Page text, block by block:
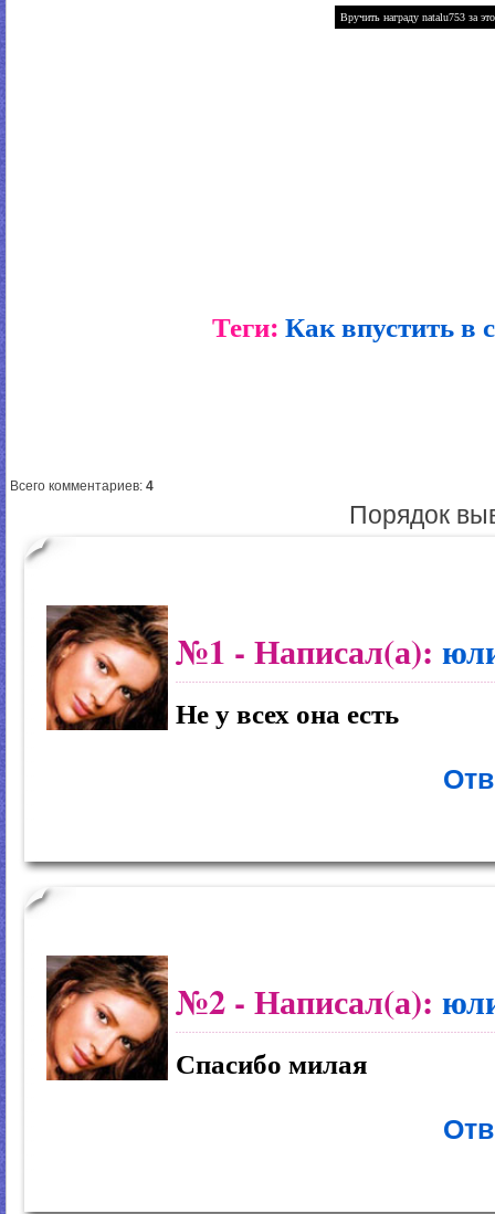
Теги:Как впустить в
Всего комментариев: 4
Порядок
№1 - Написал(а):
Не у всех она есть
№2 - Написал(а):
Спасибо милая